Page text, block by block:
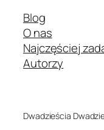
Blog
O nas
Najczęściej
Autorzy
Dwadzieścia